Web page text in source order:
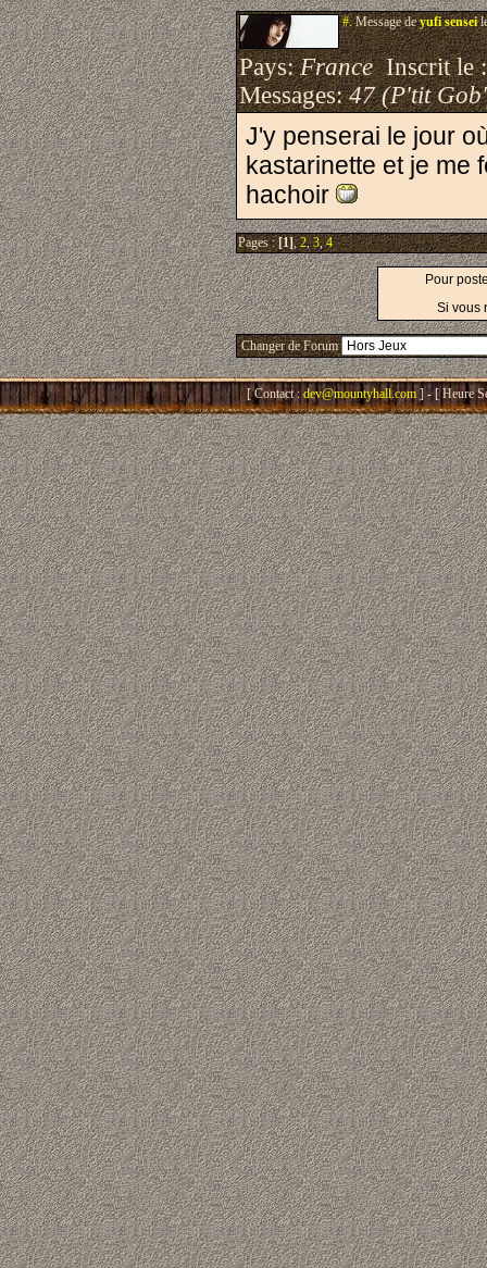
#.Message deyufi sensei
Pays:FranceInscrit le
Messages:47 (P'tit
J'y penserai le jour
kastarinette et je me
hachoir
Pages :[1],2,3,4
Pour
Si vous
Changer de Forum
[ Contact : dev@mountyhall.com ] - [ Heure